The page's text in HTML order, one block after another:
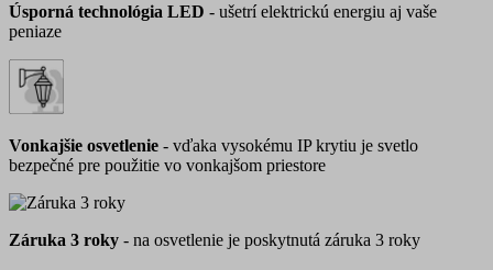
Úsporná technológia LED - ušetrí elektrickú energiu aj vaše
peniaze
Vonkajšie osvetlenie - vďaka vysokému IP krytiu je svetlo
bezpečné pre použitie vo vonkajšom priestore
Záruka 3 roky - na osvetlenie je poskytnutá záruka 3 roky